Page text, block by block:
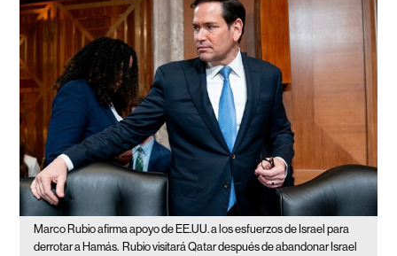
Marco Rubio afirma apoyo de EE.UU. a los esfuerzos de Israel para
derrotar a Hamás. Rubio visitará Qatar después de abandonar Israel